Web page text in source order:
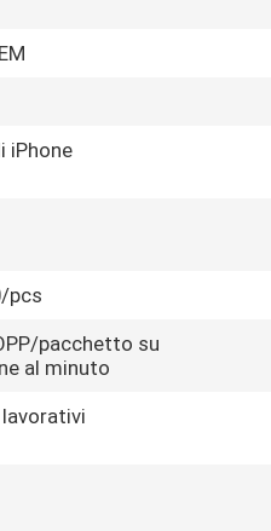
iPhone
pcs
pacchetto su
al minuto